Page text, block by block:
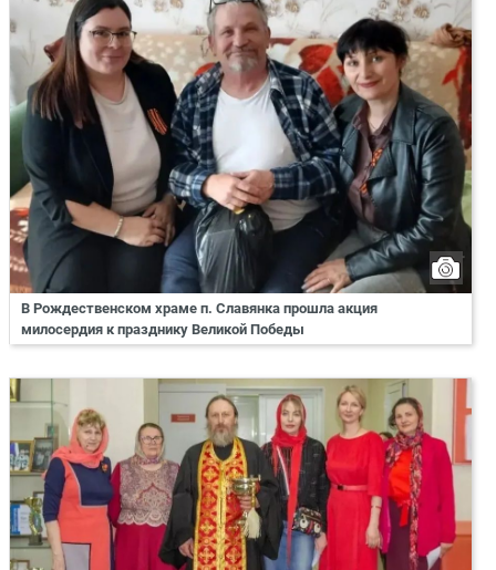
В Рождественском храме п. Славянка прошла акция
милосердия к празднику Великой Победы